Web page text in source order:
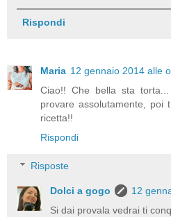
Rispondi
Maria 12 gennaio 2014 alle
Ciao!! Che bella sta
provare assolutamente, poi
ricetta!!
Rispondi
Risposte
Dolci a gogo
12
Si dai provala vedrai ti